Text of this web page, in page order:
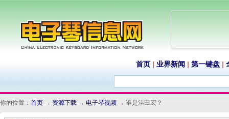
首页 | 业界新闻 | 第一键盘 |
你的位置： 首页 → 资源下载 → 电子琴视频 → 谁是洼田宏？